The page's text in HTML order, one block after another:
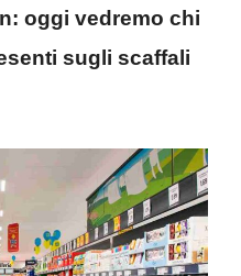
oggi vedremo chi
sugli scaffali